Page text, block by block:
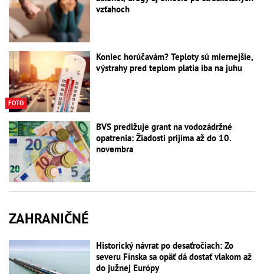
vzťahoch
FOTO
Koniec horúčavám? Teploty sú miernejšie,
výstrahy pred teplom platia iba na juhu
BVS predlžuje grant na vodozádržné
opatrenia: Žiadosti prijíma až do 10.
novembra
ZAHRANIČNÉ
Historický návrat po desaťročiach: Zo
severu Fínska sa opäť dá dostať vlakom až
do južnej Európy